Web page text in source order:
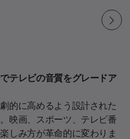
テレビの音質をグレードア
的に高めるよう設計された
映画、スポーツ、テレビ番
しみ方が革命的に変わりま